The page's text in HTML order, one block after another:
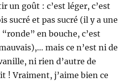
un goût : c’est léger, c’est
sucré et pas sucré (il y a une
en bouche, c’est
mais ce n’est ni de
ni rien d’autre de
! Vraiment, j’aime bien ce